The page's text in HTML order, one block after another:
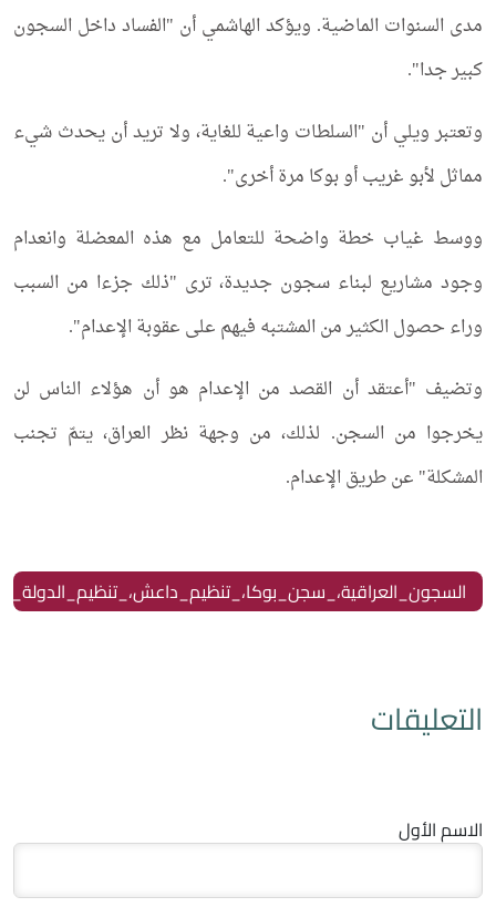
مدى السنوات الماضية. ويؤكد الهاشمي أن "الفساد داخل السجون
كبير جدا".
وتعتبر ويلي أن "السلطات واعية للغاية، ولا تريد أن يحدث شيء
مماثل لأبو غريب أو بوكا مرة أخرى".
ووسط غياب خطة واضحة للتعامل مع هذه المعضلة وانعدام
وجود مشاريع لبناء سجون جديدة، ترى "ذلك جزءا من السبب
وراء حصول الكثير من المشتبه فيهم على عقوبة الإعدام".
وتضيف "أعتقد أن القصد من الإعدام هو أن هؤلاء الناس لن
يخرجوا من السجن. لذلك، من وجهة نظر العراق، يتمّ تجنب
المشكلة" عن طريق الإعدام.
التعليقات
الاسم الأول